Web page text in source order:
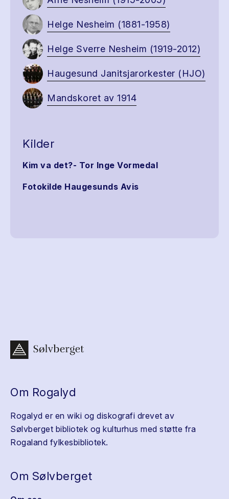
Helge Nesheim (1881-1958)
Helge Sverre Nesheim (1919-2012)
Haugesund Janitsjarorkester (HJO)
Mandskoret av 1914
Kilder
Kim va det?- Tor Inge Vormedal
Fotokilde Haugesunds Avis
Om Rogalyd
Rogalyd er en wiki og diskografi drevet av
Sølvberget bibliotek og kulturhus med støtte fra
Rogaland fylkesbibliotek.
Om Sølvberget